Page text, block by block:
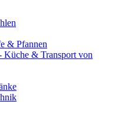
& Pfannen
Küche & Transport von